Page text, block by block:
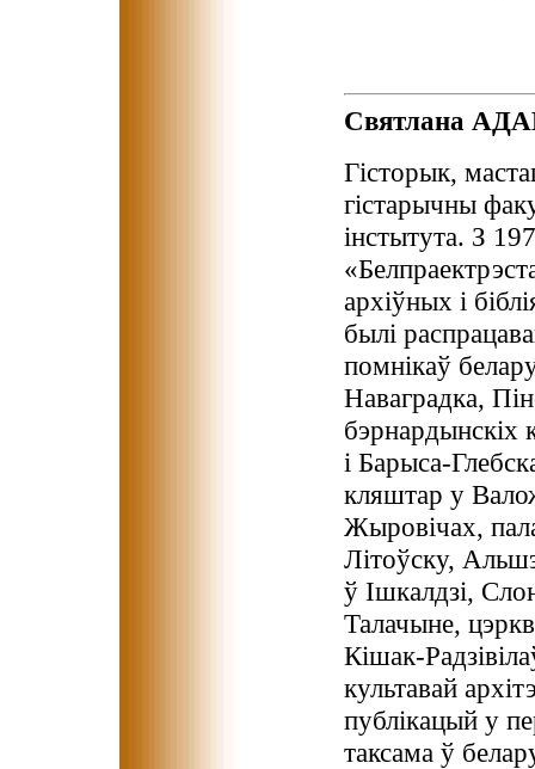
Святлана
Гісторык,
гістарычны
інстытута. З
архіўных і
былі
помнікаў
Наваградка,
бэрнардынскіх
і Барыса-
кляштар у
Жыровічах,
Літоўску,
ў Ішкалдзі,
Талачыне,
Кішак-
культавай
публікацый у
таксама ў